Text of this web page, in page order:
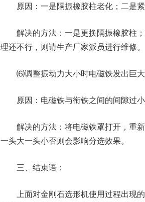
原因：一是隔振橡胶柱老化；二是
解决的方法：一是更换隔振橡胶柱
理还不行，则请生产厂家派员进行维修。
⑹调整振动力大小时电磁铁发出巨大
原因：电磁铁与衔铁之间的间隙过小
解决的方法：将电磁铁罩打开，重
一头大一头小否则会影响分选效果。
三、结束语：
上面对金刚石选形机使用过程出现